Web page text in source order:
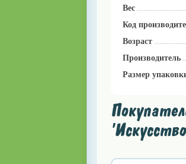
Вес
Код
Возраст
Производитель
Размер